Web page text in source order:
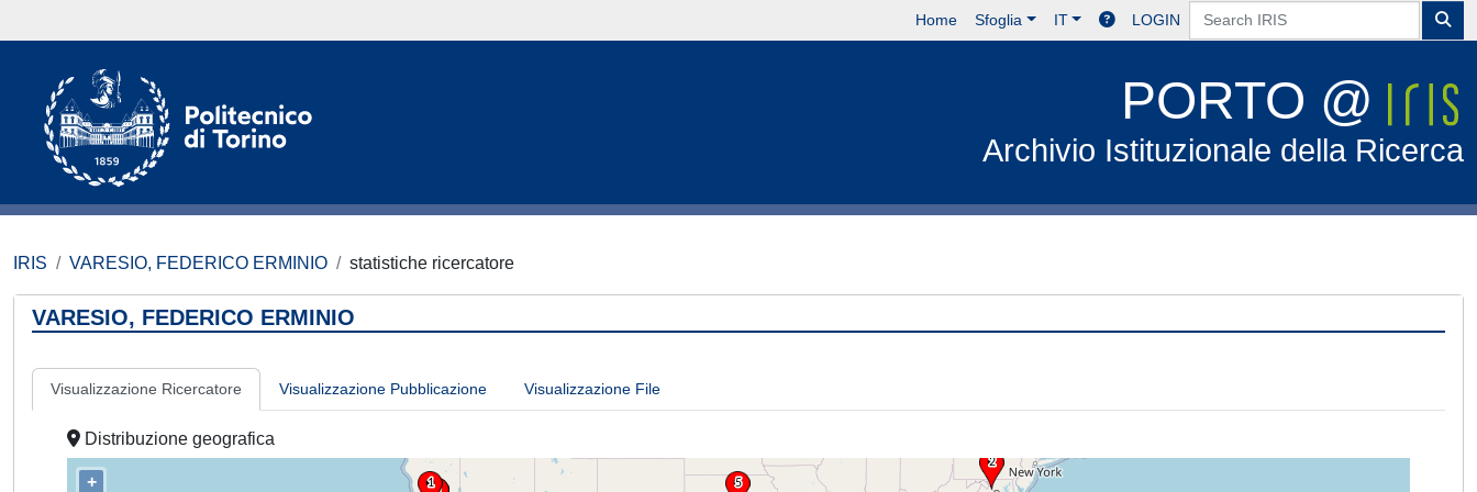
Home Sfoglia IT LOGIN
PORTO @
Archivio Istituzionale della Ricerca
IRIS VARESIO, FEDERICO ERMINIO statistiche ricercatore
VARESIO, FEDERICO ERMINIO
Visualizzazione Ricercatore Visualizzazione Pubblicazione Visualizzazione File
Distribuzione geografica
+